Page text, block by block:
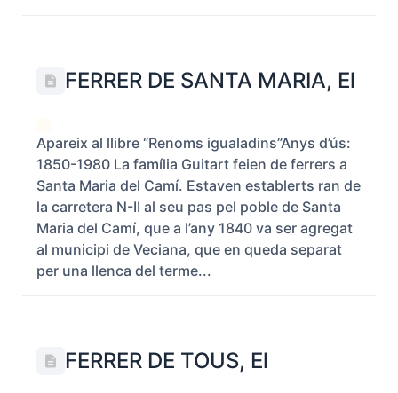
FERRER DE SANTA MARIA, El
Apareix al llibre “Renoms igualadins”Anys d’ús:
1850-1980 La família Guitart feien de ferrers a
Santa Maria del Camí. Estaven establerts ran de
la carretera N-II al seu pas pel poble de Santa
Maria del Camí, que a l’any 1840 va ser agregat
al municipi de Veciana, que en queda separat
per una llenca del terme...
FERRER DE TOUS, El